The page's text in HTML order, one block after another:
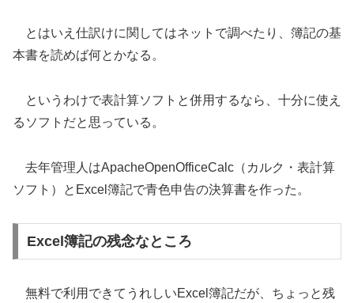
とはいえ仕訳けに関してはネットで調べたり、簿記の基
本書を読めば何とかなる。
というわけで表計算ソフトと併用するなら、十分に使え
るソフトだと思っている。
去年管理人はApacheOpenOfficeCalc（カルク・表計算
ソフト）とExcel簿記で青色申告の決算書を作った。
Excel簿記の残念なところ
無料で利用できてうれしいExcel簿記だが、ちょっと残